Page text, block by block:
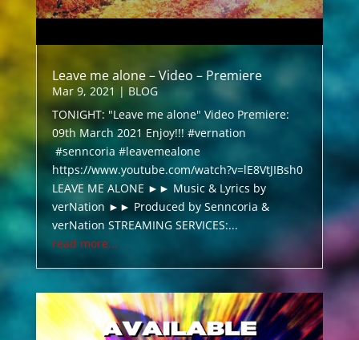
Leave me alone – Video – Premiere
Mar 9, 2021 |BLOG
TONIGHT: "Leave me alone" Video Premiere:
09th March 2021 Enjoy!!! #vernation
#senncoria #leavemealone
https://www.youtube.com/watch?v=lE8VtJIBsh0
LEAVE ME ALONE ►► Music & Lyrics by
verNation ►► Produced by Senncoria &
verNation STREAMING SERVICES:...
read more...